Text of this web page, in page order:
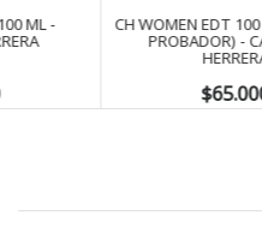
CH WOMEN EDT 100 ML (TESTER-
PROBADOR) - CAROLINA